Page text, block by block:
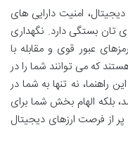
امنیت دارایی های
تان بستگی دارد. نگهداری
عبور قوی و مقابله با
که می توانند شما را در
راهنما، نه تنها به شما در
بلکه الهام بخش شما برای
از فرصت ارزهای دیجیتال